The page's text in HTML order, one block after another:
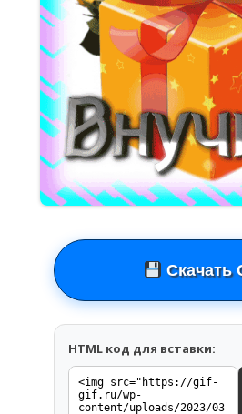
Скачать
HTML код для вставки: